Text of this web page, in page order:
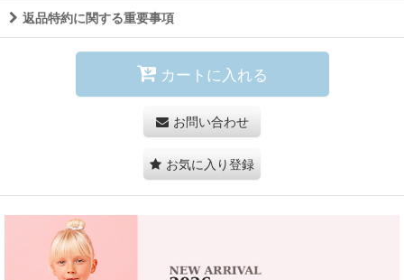
返品特約に関する重要事項
カートに入れる
お問い合わせ
お気に入り登録